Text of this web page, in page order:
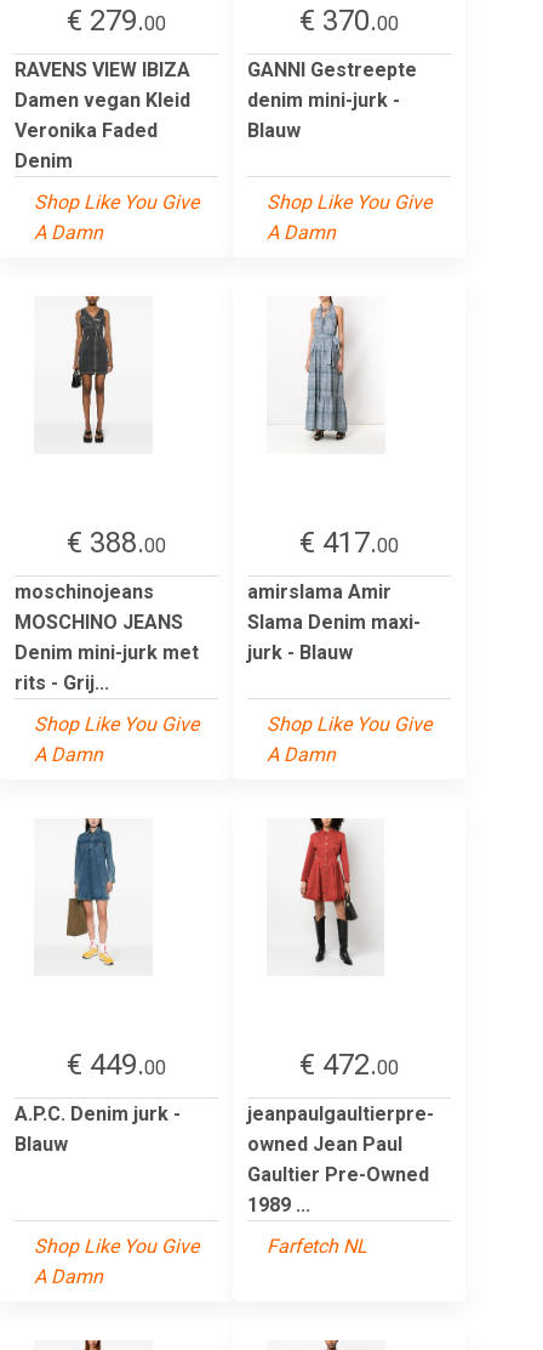
€ 279.00
RAVENS VIEW IBIZA
Damen vegan Kleid
Veronika Faded
Denim
Shop Like You Give
A Damn
€ 370.00
GANNI Gestreepte
denim mini-jurk -
Blauw
Shop Like You Give
A Damn
€ 388.00
moschinojeans
MOSCHINO JEANS
Denim mini-jurk met
rits - Grij...
Shop Like You Give
A Damn
€ 417.00
amirslama Amir
Slama Denim maxi-
jurk - Blauw
Shop Like You Give
A Damn
€ 449.00
A.P.C. Denim jurk -
Blauw
Shop Like You Give
A Damn
€ 472.00
jeanpaulgaultierpre-
owned Jean Paul
Gaultier Pre-Owned
1989 ...
Farfetch NL